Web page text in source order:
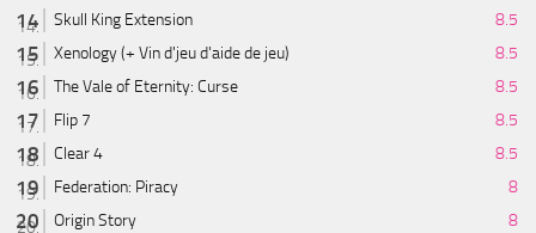
Skull King Extension
8.5
Xenology (+ Vin d'jeu d'aide de jeu)
8.5
The Vale of Eternity: Curse
8.5
Flip 7
8.5
Clear 4
8.5
Federation: Piracy
8
Origin Story
8